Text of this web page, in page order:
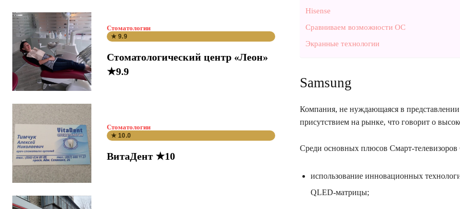
Стоматологии
★ 9.9
Стоматологический центр «Леон»
★9.9
Стоматологии
★ 10.0
ВитаДент ★10
Hisense
Сравниваем возможности ОС
Экранные технологии
Samsung
Компания, не нуждающаяся в
присутствием на рынке, что говорит о
Среди основных плюсов Смарт-
использование инновационных
QLED-матрицы;